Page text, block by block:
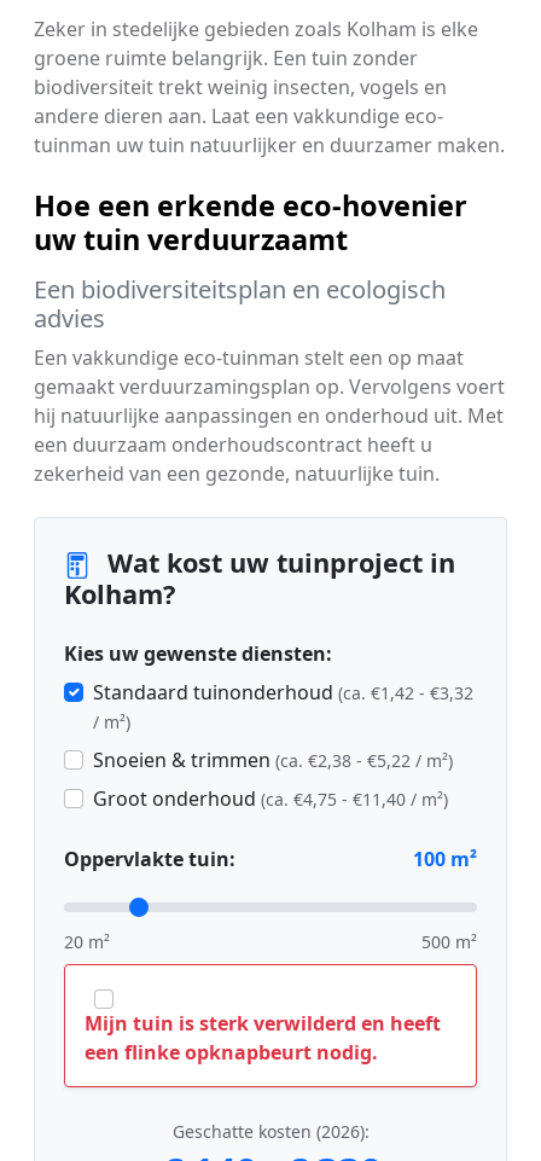
Zeker in stedelijke gebieden zoals Kolham is elke
groene ruimte belangrijk. Een tuin zonder
biodiversiteit trekt weinig insecten, vogels en
andere dieren aan. Laat een vakkundige eco-
tuinman uw tuin natuurlijker en duurzamer maken.
Hoe een erkende eco-hovenier
uw tuin verduurzaamt
Een biodiversiteitsplan en ecologisch
advies
Een vakkundige eco-tuinman stelt een op maat
gemaakt verduurzamingsplan op. Vervolgens voert
hij natuurlijke aanpassingen en onderhoud uit. Met
een duurzaam onderhoudscontract heeft u
zekerheid van een gezonde, natuurlijke tuin.
Wat kost uw tuinproject in
Kolham?
Kies uw gewenste diensten:
Standaard tuinonderhoud (ca. €1,42 - €3,32
/ m²)
Snoeien & trimmen (ca. €2,38 - €5,22 / m²)
Groot onderhoud (ca. €4,75 - €11,40 / m²)
Oppervlakte tuin: 100 m²
20 m² 500 m²
Mijn tuin is sterk verwilderd en heeft
een flinke opknapbeurt nodig.
Geschatte kosten (2026):